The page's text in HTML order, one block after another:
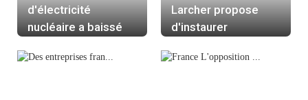
d'électricité
nucléaire a baissé
dit EDF
Larcher propose
d'instaurer
procuration